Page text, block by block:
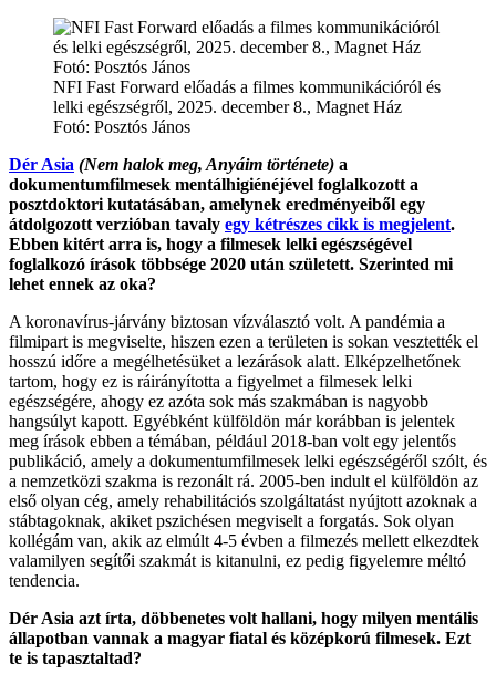
NFI Fast Forward előadás a filmes kommunikációról és
lelki egészségről, 2025. december 8., Magnet Ház
Fotó: Posztós János
Dér Asia (Nem halok meg, Anyáim története) a
dokumentumfilmesek mentálhigiénéjével foglalkozott a
posztdoktori kutatásában, amelynek eredményeiből egy
átdolgozott verzióban tavaly egy kétrészes cikk is megjelent.
Ebben kitért arra is, hogy a filmesek lelki egészségével
foglalkozó írások többsége 2020 után született. Szerinted mi
lehet ennek az oka?
A koronavírus-járvány biztosan vízválasztó volt. A pandémia a
filmipart is megviselte, hiszen ezen a területen is sokan vesztették el
hosszú időre a megélhetésüket a lezárások alatt. Elképzelhetőnek
tartom, hogy ez is ráirányította a figyelmet a filmesek lelki
egészségére, ahogy ez azóta sok más szakmában is nagyobb
hangsúlyt kapott. Egyébként külföldön már korábban is jelentek
meg írások ebben a témában, például 2018-ban volt egy jelentős
publikáció, amely a dokumentumfilmesek lelki egészségéről szólt, és
a nemzetközi szakma is rezonált rá. 2005-ben indult el külföldön az
első olyan cég, amely rehabilitációs szolgáltatást nyújtott azoknak a
stábtagoknak, akiket pszichésen megviselt a forgatás. Sok olyan
kollégám van, akik az elmúlt 4-5 évben a filmezés mellett elkezdtek
valamilyen segítői szakmát is kitanulni, ez pedig figyelemre méltó
tendencia.
Dér Asia azt írta, döbbenetes volt hallani, hogy milyen mentális
állapotban vannak a magyar fiatal és középkorú filmesek. Ezt
te is tapasztaltad?